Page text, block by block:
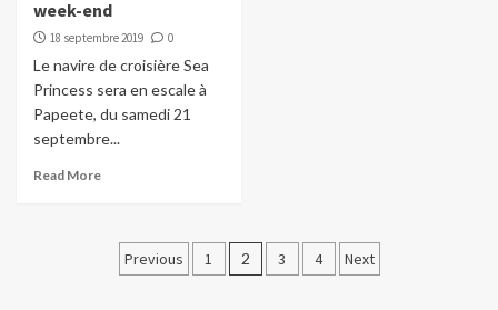
week-end
18 septembre 2019 0
Le navire de croisière Sea
Princess sera en escale à
Papeete, du samedi 21
septembre...
Read More
Pagination
Previous 1 2 3 4 Next